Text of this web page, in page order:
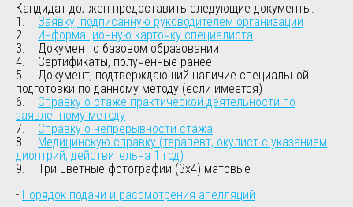
Кандидат должен предоставить следующие документы:
1. Заявку, подписанную руководителем организации
2.
Информационную карточку специалиста
3. Документ о базовом образовании
4. Сертификаты, полученные ранее
5. Документ, подтверждающий наличие специальной
подготовки по данному методу (если имеется)
6. Справку о стаже практической деятельности по
заявленному методу
7. Справку о непрерывности стажа
8. Медицинскую справку (терапевт, окулист с указанием
диоптрий, действительна 1 год)
9. Три цветные фотографии (3х4) матовые
- Порядок подачи и рассмотрения апелляций